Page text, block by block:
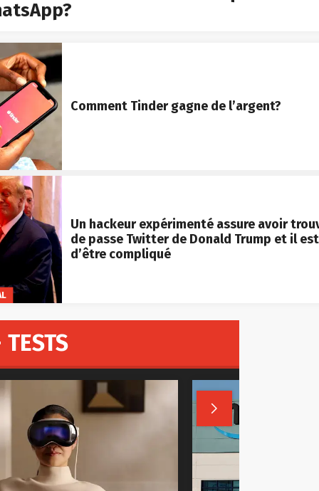
Comment Tinder gagne de l’argent?
Un hackeur expérimenté assure avoir
de passe Twitter de Donald Trump et il
d’être compliqué
